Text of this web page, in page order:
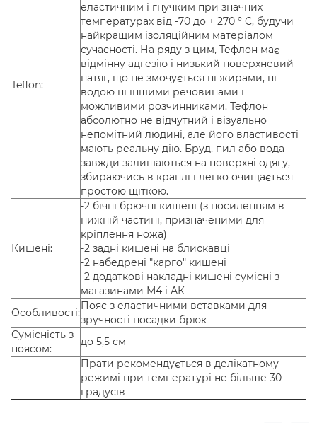
Teflon:
еластичним і гнучким при значних
температурах від -70 до + 270 ° C, будучи
найкращим ізоляційним матеріалом
сучасності. На ряду з цим, Тефлон має
відмінну адгезію і низький поверхневий
натяг, що не змочується ні жирами, ні
водою ні іншими речовинами і
можливими розчинниками. Тефлон
абсолютно не відчутний і візуально
непомітний людині, але його властивості
мають реальну дію. Бруд, пил або вода
завжди залишаються на поверхні одягу,
збираючись в краплі і легко очищається
простою щіткою.
Кишені:
-2 бічні брючні кишені (з посиленням в
нижній частині, призначеними для
кріплення ножа)
-2 задні кишені на блискавці
-2 набедрені "карго" кишені
-2 додаткові накладні кишені сумісні з
магазинами М4 і АК
Особливості:
Пояс з еластичними вставками для
зручності посадки брюк
Сумісність з
поясом:
до 5,5 см
Прати рекомендується в делікатному
режимі при температурі не більше 30
градусів